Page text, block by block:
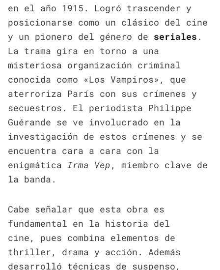
en el año 1915. Logró trascender y
posicionarse como un clásico del cine
y un pionero del género de seriales .
La trama gira en torno a una
misteriosa organización criminal
conocida como «Los Vampiros», que
aterroriza París con sus crímenes y
secuestros. El periodista Philippe
Guérande se ve involucrado en la
investigación de estos crímenes y se
encuentra cara a cara con la
enigmática Irma Vep , miembro clave de
la banda.
Cabe señalar que esta obra es
fundamental en la historia del
cine, pues combina elementos de
thriller, drama y acción. Además
desarrolló técnicas de suspenso,